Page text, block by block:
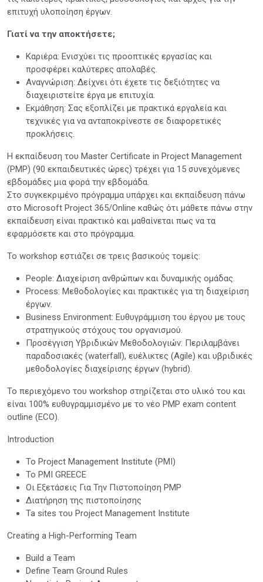
επιτυχή υλοποίηση έργων.
Γιατί να την αποκτήσετε;
Καριέρα: Ενισχύει τις προοπτικές εργασίας και
προσφέρει καλύτερες απολαβές.
Αναγνώριση: Δείχνει ότι έχετε τις δεξιότητες να
διαχειριστείτε έργα με επιτυχία.
Εκμάθηση: Σας εξοπλίζει με πρακτικά εργαλεία και
τεχνικές για να ανταποκρίνεστε σε διαφορετικές
προκλήσεις.
Η εκπαίδευση του Master Certificate in Project Management
(PMP) (90 εκπαιδευτικές ώρες) τρέχει για 15 συνεχόμενες
εβδομάδες μια φορά την εβδομάδα.
Στο συγκεκριμένο πρόγραμμα υπάρχει και εκπαίδευση πάνω
στο Microsoft Project 365/Online καθώς ότι μάθετε πάνω στην
εκπαίδευση είναι πρακτικό και μαθαίνεται πως να τα
εφαρμόσετε και στο πρόγραμμα.
Το workshop εστιάζει σε τρεις βασικούς τομείς:
People: Διαχείριση ανθρώπων και δυναμικής ομάδας.
Process: Μεθοδολογίες και πρακτικές για τη διαχείριση
έργων.
Business Environment: Ευθυγράμμιση του έργου με τους
στρατηγικούς στόχους του οργανισμού.
Προσέγγιση Υβριδικών Μεθοδολογιών: Περιλαμβάνει
παραδοσιακές (waterfall), ευέλικτες (Agile) και υβριδικές
μεθοδολογίες διαχείρισης έργων (hybrid).
Το περιεχόμενο του workshop στηρίζεται στο υλικό του και
είναι 100% ευθυγραμμισμένο με το νέο PMP exam content
outline (ECO).
Introduction
Το Project Management Institute (PMI)
To PMI GREECE
Οι Εξετάσεις Για Την Πιστοποίηση PMP
Διατήρηση της πιστοποίησης
Ta sites του Project Management Institute
Creating a High-Performing Team
Build a Team
Define Team Ground Rules